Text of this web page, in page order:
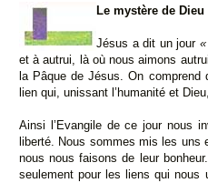
Le mystère de Dieu
Jésus a dit un jour
et à autrui, là où nous aimons
la Pâque de Jésus. On
lien qui, unissant l’humanité et
Ainsi l’Evangile de ce jour nous
liberté. Nous sommes mis les uns
nous nous faisons de leur
seulement pour les liens qui nous